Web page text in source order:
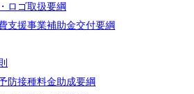
ロゴ取扱要綱
支援事業補助金交付要綱
防接種料金助成要綱